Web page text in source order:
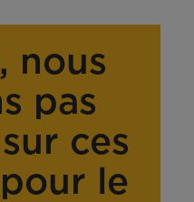
nous
pas
ces
le